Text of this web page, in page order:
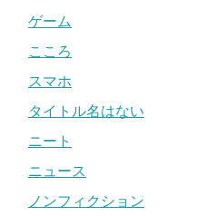
ゲーム
こころ
スマホ
タイトル名はない
ニート
ニュース
ノンフィクション